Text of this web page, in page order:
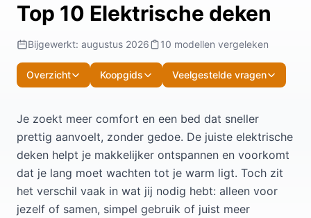
Top 10 Elektrische deken
Bijgewerkt: augustus 2026 10 modellen vergeleken
Overzicht Koopgids Veelgestelde vragen
Je zoekt meer comfort en een bed dat sneller
prettig aanvoelt, zonder gedoe. De juiste elektrische
deken helpt je makkelijker ontspannen en voorkomt
dat je lang moet wachten tot je warm ligt. Toch zit
het verschil vaak in wat jij nodig hebt: alleen voor
jezelf of samen, simpel gebruik of juist meer